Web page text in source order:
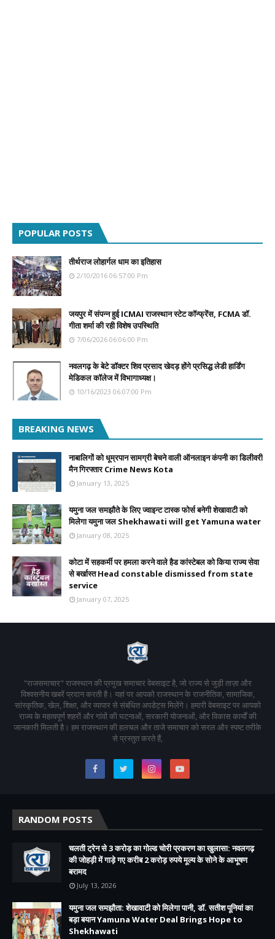
POPULAR POSTS
तीर्थराज लोहार्गल धाम का इतिहास
2/10/2016 06:57:00 Pm
जयपुर में संपन्न हुई ICMAI राजस्थान स्टेट कॉन्फ्रेंस, FCMA डॉ.
गीता शर्मा की रही विशेष उपस्थिति
7/06/2026 06:06:00 Pm
नवलगढ़ के बेटे डॉक्टर शिव प्रसाद खेदड़ होंगे प्रसिद्ध लेडी हार्डिंग
मेडिकल कॉलेज में विभागाध्यक्ष।
10/16/2023 06:07:00 Pm
BREAKING NEWS
नाबालिगों को धूम्रपान सामग्री बेचने वाली ऑनलाइन कंपनी का डिलीवरी
मैन गिरफ्तार Crime News Kota
January 13, 2025
यमुना जल समझौते के लिए ज्वाइन्ट टास्क फोर्स बनेगी शेखावाटी को
मिलेगा यमुना जल Shekhawati will get Yamuna water
January 08, 2025
कोटा में सहकर्मी पर हमला करने वाले हैड कांस्टेबल को किया राज्य सेवा
से बर्खास्त Head constable dismissed from state
service
January 07, 2025
"राजसमाचार" राजस्थान की प्रमुख समाचार वेबसाइट है, जो राज्य से जुड़ी ताज़ा और
विश्वसनीय खबरें प्रदान करती है। यहां पर आपको राजस्थान के राजनीतिक, सामाजिक,
सांस्कृतिक, खेल, शिक्षा, और व्यापार से संबंधित अपडेट्स मिलेंगे। हमारी वेबसाइट पर आपको
राज्य के महत्वपूर्ण शहरों और गांवों की घटनाओं, सरकारी योजनाओं, और विकास कार्यों की
जानकारी मिलती है। हम राजस्थान की हलचल और ताजे समाचार को सरल और स्पष्ट तरीके
से प्रस्तुत करते हैं,
RANDOM POSTS
चलती ट्रेन से 3 करोड़ का गोल्ड चोरी प्रकरण का खुलासा: नवलगढ़
की जोहड़ी में गाड़े गए करीब 2 करोड़ रुपये मूल्य के सोने के आभूषण
बरामद
July 13, 2026
यमुना जल समझौता: शेखावाटी को मिलेगा पानी, डॉ. सतीश पूनियां का
बड़ा बयान Yamuna Water Deal Brings Hope to
Shekhawati